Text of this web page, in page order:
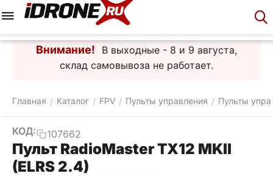
Внимание!
В выходные - 8 и 9 августа,
склад самовывоза не работает.
Главная / Каталог / FPV / Пульты управления / Пульты
КОД: 107662
Пульт RadioMaster TX12 MKII
(ELRS 2.4)
Корзина